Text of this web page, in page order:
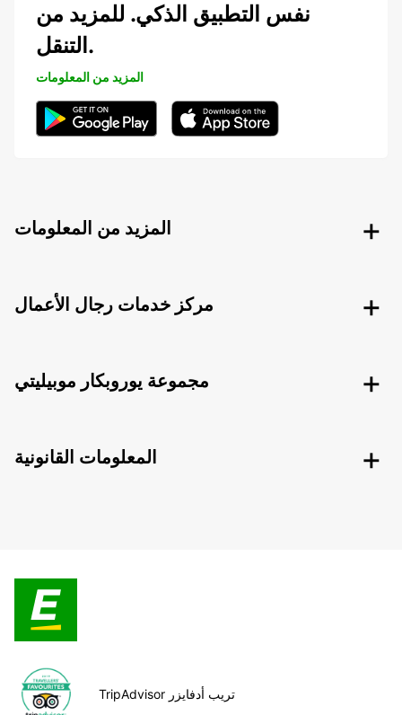
نفس التطبيق الذكي. للمزيد من
التنقل.
المزيد من المعلومات
المزيد من المعلومات
مركز خدمات رجال الأعمال
مجموعة يوروبكار موبيليتي
المعلومات القانونية
TripAdvisor تريب أدفايزر